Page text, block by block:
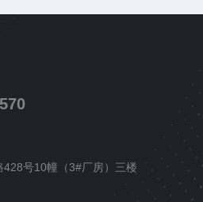
428号10幢（3#厂房）三楼